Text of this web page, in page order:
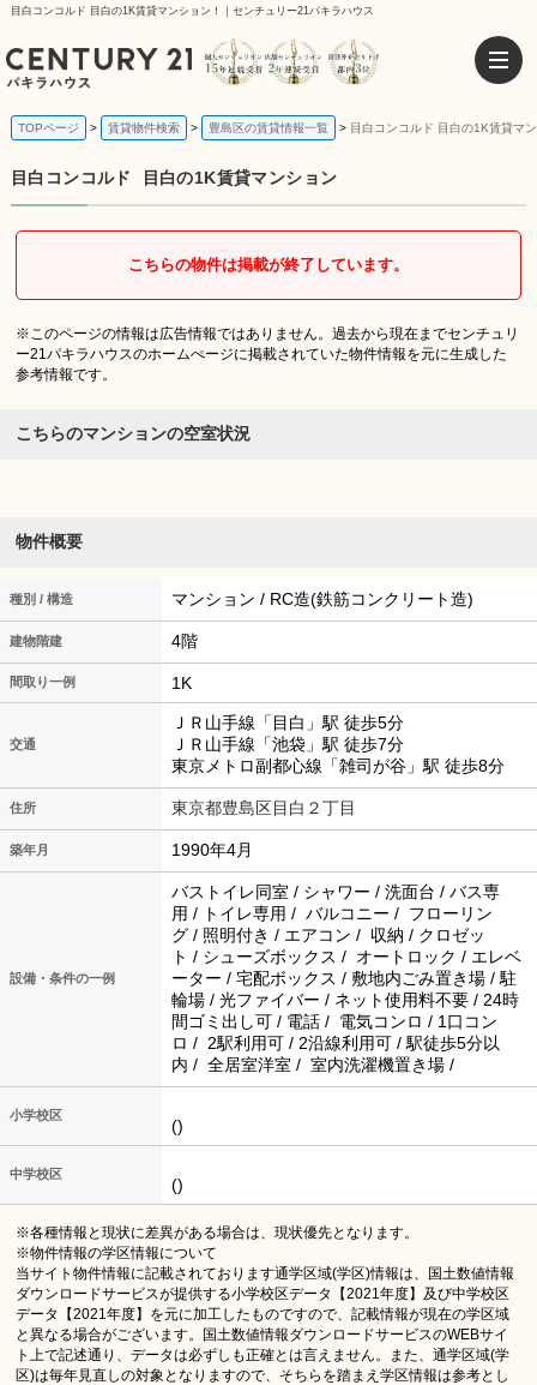
目白コンコルド 目白の1K賃貸マンション！｜センチュリー21パキラハウス
TOPページ 賃貸物件検索 豊島区の賃貸情報一覧 目白コンコルド 目白の1K賃貸マ
目白コンコルド 目白の1K賃貸マンション
こちらの物件は掲載が終了しています。
※このページの情報は広告情報ではありません。過去から現在までセンチュリ
ー21パキラハウスのホームぺージに掲載されていた物件情報を元に生成した
参考情報です。
こちらのマンションの空室状況
物件概要
種別 / 構造 マンション / RC造(鉄筋コンクリート造)
建物階建 4階
間取り一例 1K
交通
ＪＲ山手線「目白」駅 徒歩5分
ＪＲ山手線「池袋」駅 徒歩7分
東京メトロ副都心線「雑司が谷」駅 徒歩8分
住所 東京都豊島区目白２丁目
築年月 1990年4月
設備・条件の一例
バストイレ同室 / シャワー / 洗面台 / バス専
用 / トイレ専用 / バルコニー / フローリン
グ / 照明付き / エアコン / 収納 / クロゼッ
ト / シューズボックス / オートロック / エレベ
ーター / 宅配ボックス / 敷地内ごみ置き場 / 駐
輪場 / 光ファイバー / ネット使用料不要 / 24時
間ゴミ出し可 / 電話 / 電気コンロ / 1口コン
ロ / 2駅利用可 / 2沿線利用可 / 駅徒歩5分以
内 / 全居室洋室 / 室内洗濯機置き場 /
小学校区
()
中学校区
()
※各種情報と現状に差異がある場合は、現状優先となります。
※物件情報の学区情報について
当サイト物件情報に記載されております通学区域(学区)情報は、国土数値情報
ダウンロードサービスが提供する小学校区データ【2021年度】及び中学校区
データ【2021年度】を元に加工したものですので、記載情報が現在の学区域
と異なる場合がございます。国土数値情報ダウンロードサービスのWEBサイ
ト上で記述通り、データは必ずしも正確とは言えません。また、通学区域(学
区)は毎年見直しの対象となりますので、そちらを踏まえ学区情報は参考とし